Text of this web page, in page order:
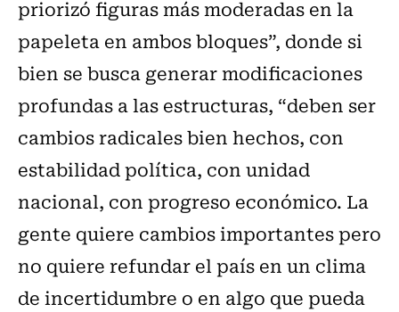
priorizó figuras más moderadas en la
papeleta en ambos bloques”, donde si
bien se busca generar modificaciones
profundas a las estructuras, “deben ser
cambios radicales bien hechos, con
estabilidad política, con unidad
nacional, con progreso económico. La
gente quiere cambios importantes pero
no quiere refundar el país en un clima
de incertidumbre o en algo que pueda